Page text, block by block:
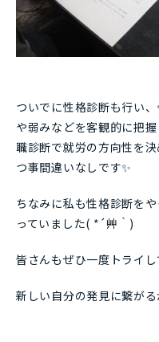
ついでに性格診断も行い
や弱みなどを客観的に把
職診断で就労の方向性を
つ事間違いなしです✨
ちなみに私も性格診断を
っていました( *´艸｀)
皆さんもぜひ一度トライ
新しい自分の発見に繋がる